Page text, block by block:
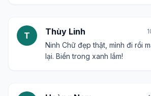
T Thùy Linh
Ninh Chữ đẹp thật, mình đi rồi
lại. Biển trong xanh lắm!